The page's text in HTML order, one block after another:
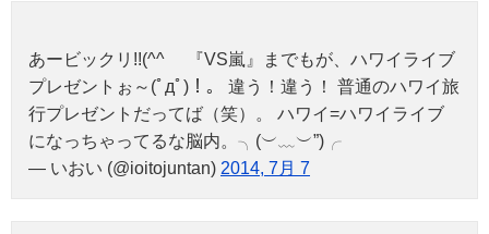
あービックリ!!(^^ゞ 『VS嵐』までもが、ハワイライブ
プレゼントぉ～(ﾟдﾟ)！。 違う！違う！ 普通のハワイ旅
行プレゼントだってば（笑）。 ハワイ=ハワイライブ
になっちゃってるな脳内。╮(︶﹏︶”)╭
— いおい (@ioitojuntan) 2014, 7月 7